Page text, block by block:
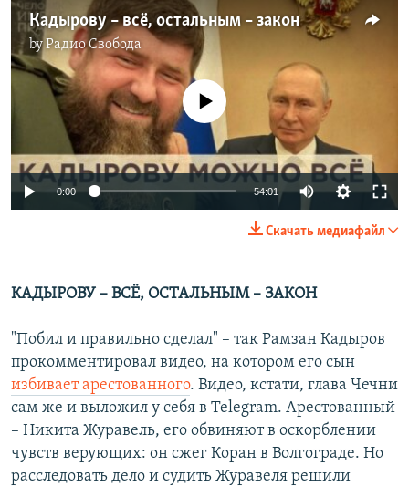
Кадырову – всё, остальным – закон
byРадио Свобода
No media source currently available
0:00 54:01
1080p
Скачать медиафайл
КАДЫРОВУ – ВСЁ, ОСТАЛЬНЫМ – ЗАКОН
"Побил и правильно сделал" – так Рамзан Кадыров
прокомментировал видео, на котором его сын
избивает арестованного. Видео, кстати, глава Чечни
сам же и выложил у себя в Telegram. Арестованный
– Никита Журавель, его обвиняют в оскорблении
чувств верующих: он сжег Коран в Волгограде. Но
расследовать дело и судить Журавеля решили